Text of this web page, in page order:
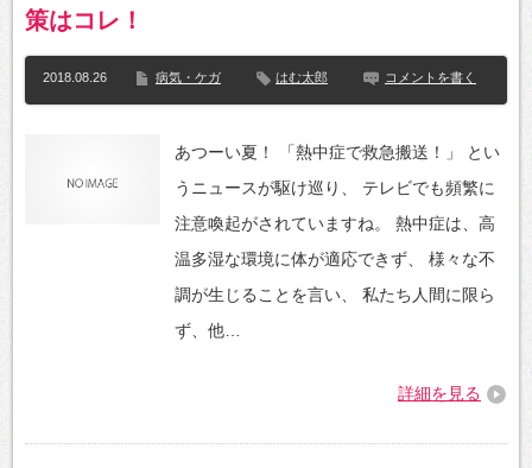
策はコレ！
2018.08.26 病気・ケガ はむ太郎 コメントを書く
あつーい夏！ 「熱中症で救急搬送！」 とい
うニュースが駆け巡り、 テレビでも頻繁に
注意喚起がされていますね。 熱中症は、高
温多湿な環境に体が適応できず、 様々な不
調が生じることを言い、 私たち人間に限ら
ず、他…
詳細を見る